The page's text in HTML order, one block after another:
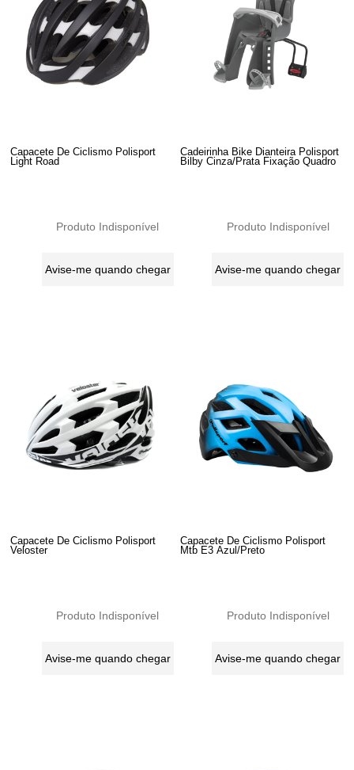
Capacete De Ciclismo Polisport
Light Road
Produto Indisponível
Avise-me quando chegar
Cadeirinha Bike Dianteira Polisport
Bilby Cinza/Prata Fixação Quadro
Produto Indisponível
Avise-me quando chegar
Capacete De Ciclismo Polisport
Veloster
Produto Indisponível
Avise-me quando chegar
Capacete De Ciclismo Polisport
Mtb E3 Azul/Preto
Produto Indisponível
Avise-me quando chegar